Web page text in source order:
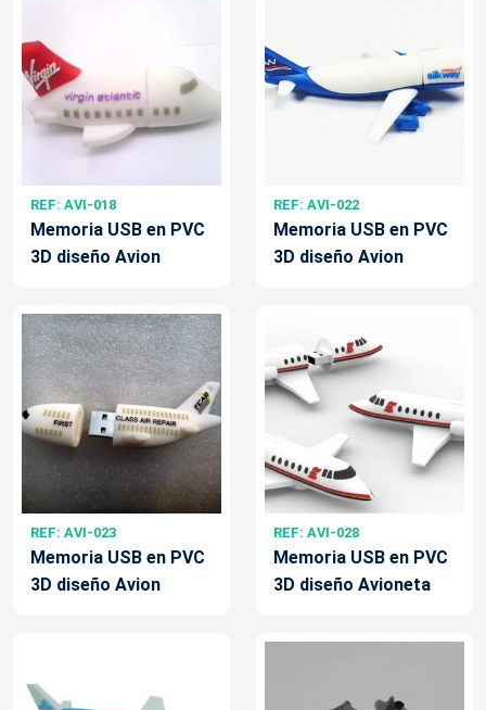
REF: AVI-018
Memoria USB en PVC
3D diseño Avion
REF: AVI-022
Memoria USB en PVC
3D diseño Avion
REF: AVI-023
Memoria USB en PVC
3D diseño Avion
REF: AVI-028
Memoria USB en PVC
3D diseño Avioneta